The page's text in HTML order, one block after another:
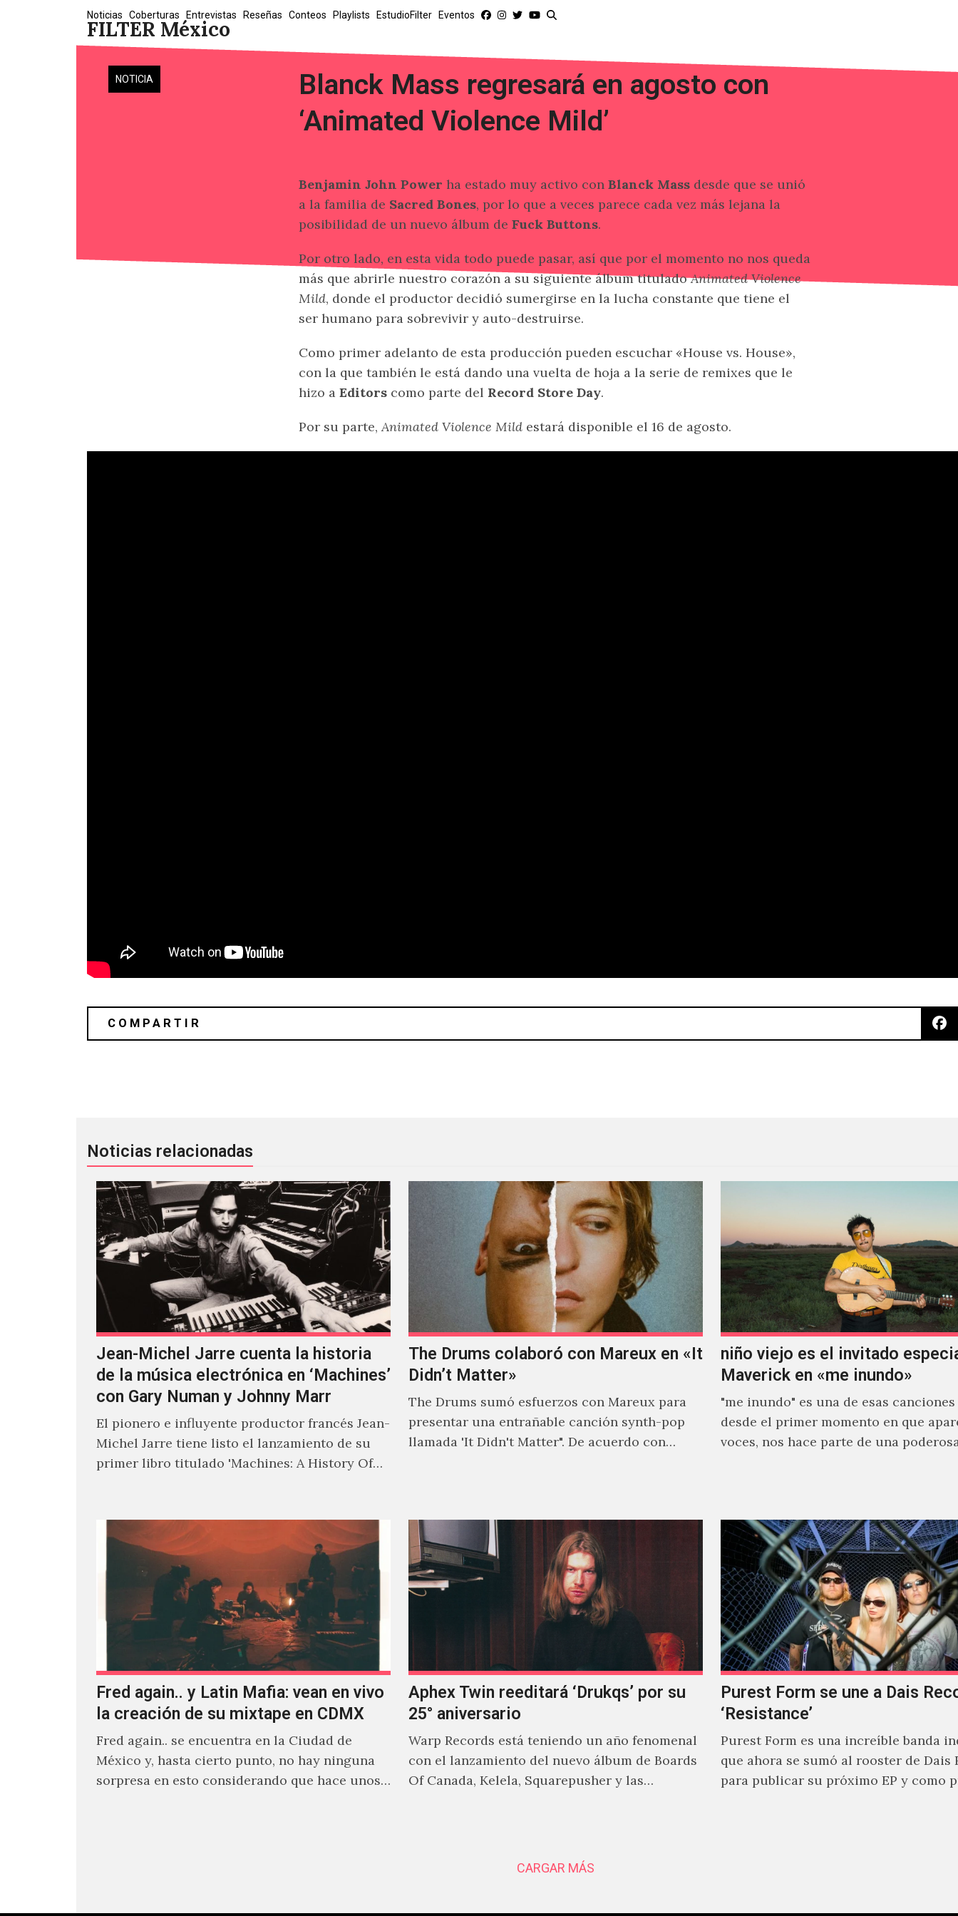
FILTER México
Noticias Coberturas Entrevistas Reseñas Conteos Playlists EstudioFilter Eventos
NOTICIA
Blanck Mass regresará en agosto con
‘Animated Violence Mild’
Benjamin John Power ha estado muy activo con Blanck Mass desde que se unió
a la familia de Sacred Bones, por lo que a veces parece cada vez más lejana la
posibilidad de un nuevo álbum de Fuck Buttons.
Por otro lado, en esta vida todo puede pasar, así que por el momento no nos queda
más que abrirle nuestro corazón a su siguiente álbum tituladoAnimated Violence
Mild, donde el productor decidió sumergirse en la lucha constante que tiene el
ser humano para sobrevivir y auto-destruirse.
Como primer adelanto de esta producción pueden escuchar «House vs. House»,
con la que también le está dando una vuelta de hoja a la serie de remixes que le
hizo a Editors como parte del Record Store Day.
Por su parte,Animated Violence Mild estará disponible el 16 de agosto.
Noticias relacionadas
Jean-Michel Jarre cuenta la historia
de la música electrónica en ‘Machines’
con Gary Numan y Johnny Marr
El pionero e influyente productor francés Jean-
Michel Jarre tiene listo el lanzamiento de su
primer libro titulado 'Machines: A History Of
The Drums colaboró con Mareux en «It
Didn’t Matter»
The Drums sumó esfuerzos con Mareux para
presentar una entrañable canción synth-pop
llamada 'It Didn't Matter". De acuerdo con
niño viejo es el invitado
Maverick en «me inundo»
"me inundo" es una de esas canciones
desde el primer momento en que
voces, nos hace parte de una
Fred again.. y Latin Mafia: vean en vivo
la creación de su mixtape en CDMX
Fred again.. se encuentra en la Ciudad de
México y, hasta cierto punto, no hay ninguna
sorpresa en esto considerando que hace unos
Aphex Twin reeditará ‘Drukqs’ por su
25° aniversario
Warp Records está teniendo un año fenomenal
con el lanzamiento del nuevo álbum de Boards
Of Canada, Kelela, Squarepusher y las
Purest Form se une a Dais
‘Resistance’
Purest Form es una increíble banda
que ahora se sumó al rooster de Dais
para publicar su próximo EP y como
CARGAR MÁS